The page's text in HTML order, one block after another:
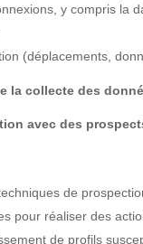
y compris la
(déplacements,
la collecte des
avec des
de
pour réaliser des
de profils